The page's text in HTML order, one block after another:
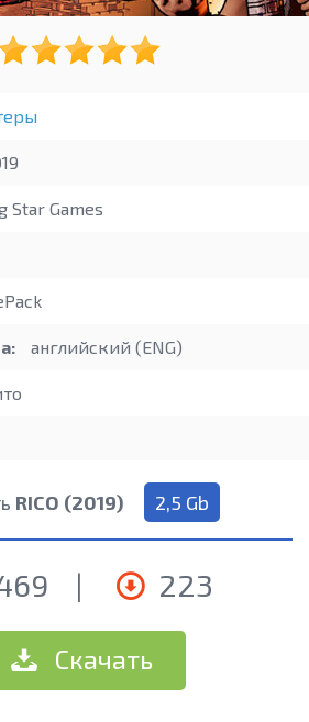
Star Games
английский (ENG)
RICO (2019) 2,5 Gb
| 223
Скачать